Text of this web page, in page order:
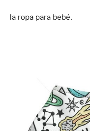
la ropa para bebé.